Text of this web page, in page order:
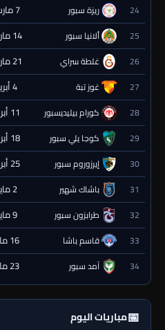
24 ريزة سبور 7 مارس 2027 - 19:00
25 ألانيا سبور 14 مارس 2027 - 19:00
26 غلطة سراي 21 مارس 2027 - 19:00
27 غوز تبة 4 أبريل 2027 - 19:00
28 كورام بيليديسبور 11 أبريل 2027 - 19:00
29 كوجا يلي سبور 18 أبريل 2027 - 19:00
30 إيرزوروم سبور 25 أبريل 2027 - 19:00
31 باشاك شهير 2 مايو 2027 - 20:00
32 طرابزون سبور 9 مايو 2027 - 20:00
33 قاسم باشا 16 مايو 2027 - 20:00
34 آمد سبور 23 مايو 2027 - 20:00
📅مباريات اليوم